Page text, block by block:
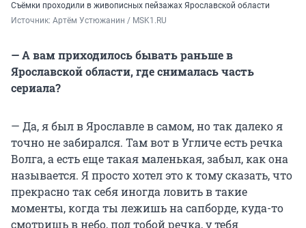
Съёмки проходили в живописных пейзажах Ярославской области
Источник: Артём Устюжанин / MSK1.RU
— А вам приходилось бывать раньше в
Ярославской области, где снималась часть
сериала?
— Да, я был в Ярославле в самом, но так далеко я
точно не забирался. Там вот в Угличе есть речка
Волга, а есть еще такая маленькая, забыл, как она
называется. Я просто хотел это к тому сказать, что
прекрасно так себя иногда ловить в такие
моменты, когда ты лежишь на сапборде, куда-то
смотришь в небо, под тобой речка, у тебя